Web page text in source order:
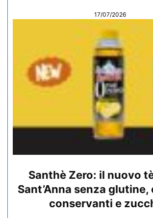
17/07/2026
Santhè Zero: il nuovo
Sant’Anna senza
conservanti e